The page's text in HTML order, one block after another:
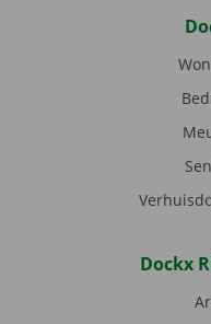
Dockx